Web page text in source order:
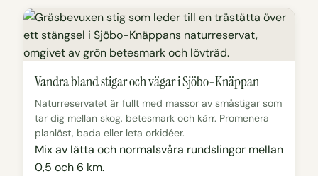
Vandra bland stigar och vägar i Sjöbo-Knäppan
Naturreservatet är fullt med massor av småstigar som
tar dig mellan skog, betesmark och kärr. Promenera
planlöst, bada eller leta orkidéer.
Mix av lätta och normalsvåra rundslingor mellan
0,5 och 6 km.